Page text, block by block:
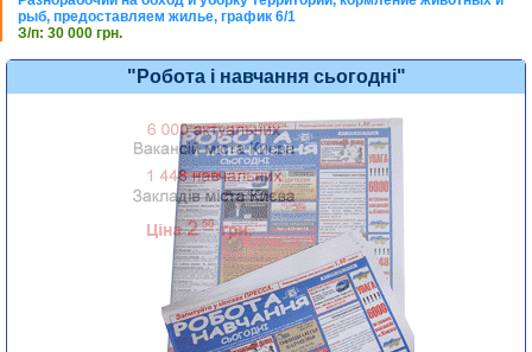
рыб, предоставляем жилье, график 6/1
З/п: 30 000 грн.
"Робота і навчання сьогодні"